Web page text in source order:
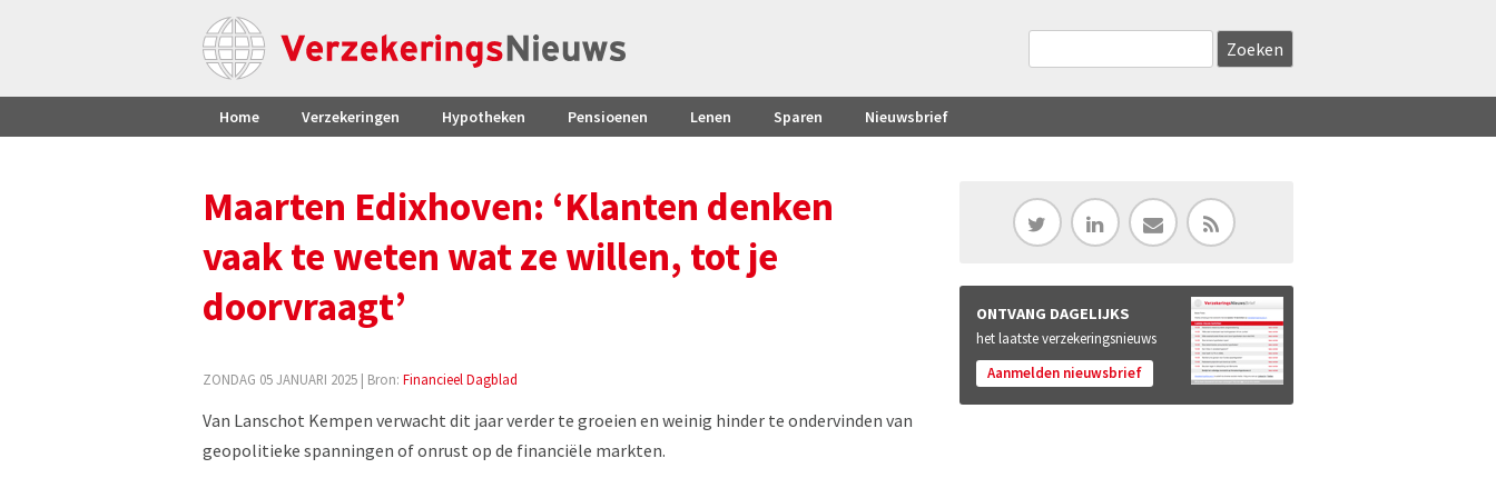
Home Verzekeringen Hypotheken Pensioenen Lenen Sparen Nieuwsbrief
Maarten Edixhoven: ‘Klanten denken
vaak te weten wat ze willen, tot je
doorvraagt’
ZONDAG 05 JANUARI 2025 | Bron: Financieel Dagblad
Van Lanschot Kempen verwacht dit jaar verder te groeien en weinig hinder te ondervinden van
geopolitieke spanningen of onrust op de financiële markten.
ONTVANG DAGELIJKS
het laatste verzekeringsnieuws
Aanmelden nieuwsbrief